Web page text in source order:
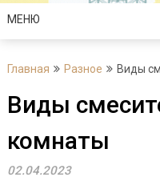
МЕНЮ
Главная Разное Виды
Виды
комнаты
02.04.2023